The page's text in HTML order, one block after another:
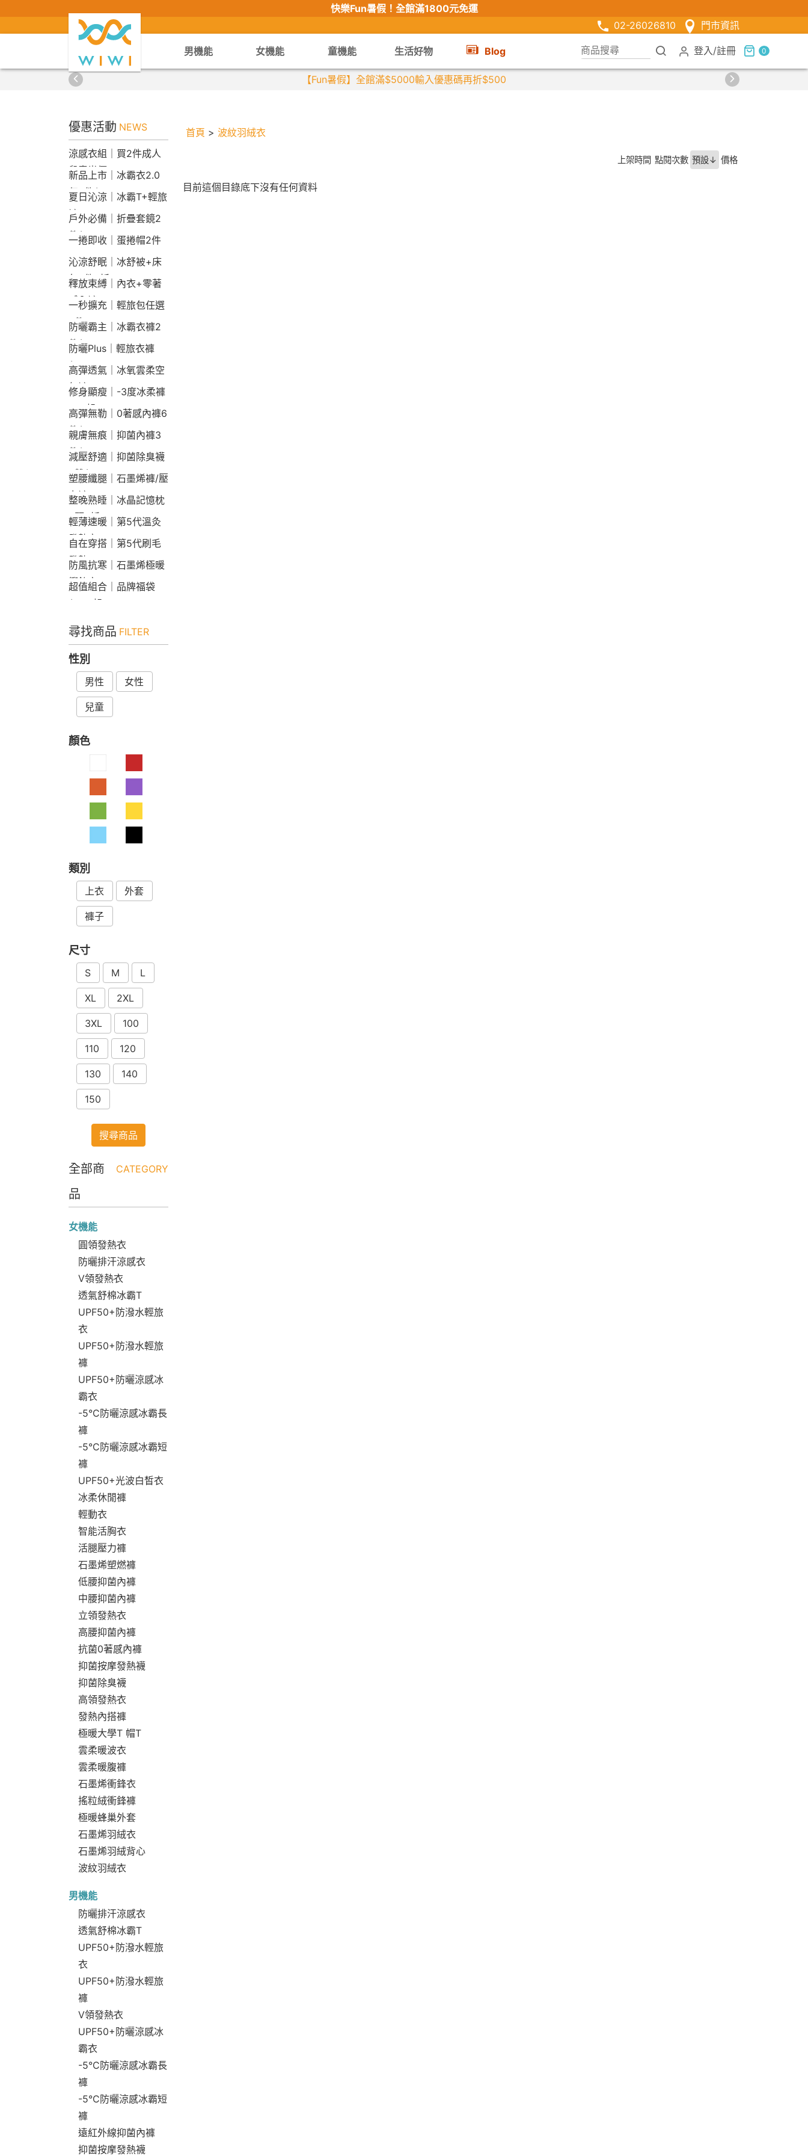
快樂Fun暑假！ 全館滿1800元免運
02-26026810
門市資訊
男機能 女機能 童機能 生活好物 Blog 登入 /註冊 0
【Fun暑假】全館滿$5000輸入優惠碼再折$500
優惠活動 NEWS
涼感衣組｜買2件成人
兒童半價
新品上市｜冰霸衣2.0
任2件$2290
夏日沁涼｜冰霸T+輕旅
褲
戶外必備｜折疊套鏡2
件$1790
一捲即收｜蛋捲帽2件
1790
沁涼舒眠｜冰舒被+床
包2件9折
釋放束縛｜內衣+零著
感內褲
一秒擴充｜輕旅包任選
2件2190
防曬霸主｜冰霸衣褲2
件$1790
防曬Plus｜輕旅衣褲
$2190
高彈透氣｜冰氧雲柔空
氣褲
修身顯瘦｜-3度冰柔褲
790起
高彈無勒｜0著感內褲6
件$1290
親膚無痕｜抑菌內褲3
件$790
減壓舒適｜抑菌除臭襪
3雙$660
塑腰纖腿｜石墨烯褲/壓
力褲
整晚熟睡｜冰晶記憶枕
2顆9折
輕薄速暖｜第5代溫灸
發熱衣
自在穿搭｜第5代刷毛
發熱Bra T
防風抗寒｜石墨烯極暖
衝鋒衣
超值組合｜品牌福袋
$599起
尋找商品 FILTER
性別
男性 女性
兒童
顏色
類別
上衣 外套
褲子
尺寸
S M L
XL 2XL
3XL 100
110 120
130 140
150
搜尋商品
全部商
品
CATEGORY
女機能
圓領發熱衣
防曬排汗涼感衣
V領發熱衣
透氣舒棉冰霸T
UPF50+防潑水輕旅
衣
UPF50+防潑水輕旅
褲
UPF50+防曬涼感冰
霸衣
-5°C防曬涼感冰霸長
褲
-5°C防曬涼感冰霸短
褲
UPF50+光波白皙衣
冰柔休閒褲
輕動衣
智能活胸衣
活腿壓力褲
石墨烯塑燃褲
低腰抑菌內褲
中腰抑菌內褲
立領發熱衣
高腰抑菌內褲
抗菌0著感內褲
抑菌按摩發熱襪
抑菌除臭襪
高領發熱衣
發熱內搭褲
極暖大學T 帽T
雲柔暖波衣
雲柔暖腹褲
石墨烯衝鋒衣
搖粒絨衝鋒褲
極暖蜂巢外套
石墨烯羽絨衣
石墨烯羽絨背心
波紋羽絨衣
男機能
防曬排汗涼感衣
透氣舒棉冰霸T
UPF50+防潑水輕旅
衣
UPF50+防潑水輕旅
褲
V領發熱衣
UPF50+防曬涼感冰
霸衣
-5°C防曬涼感冰霸長
褲
-5°C防曬涼感冰霸短
褲
遠紅外線抑菌內褲
抑菌按摩發熱襪
首頁 > 波紋羽絨衣
上架時間 點閱次數 預設↓ 價格
目前這個目錄底下沒有任何資料